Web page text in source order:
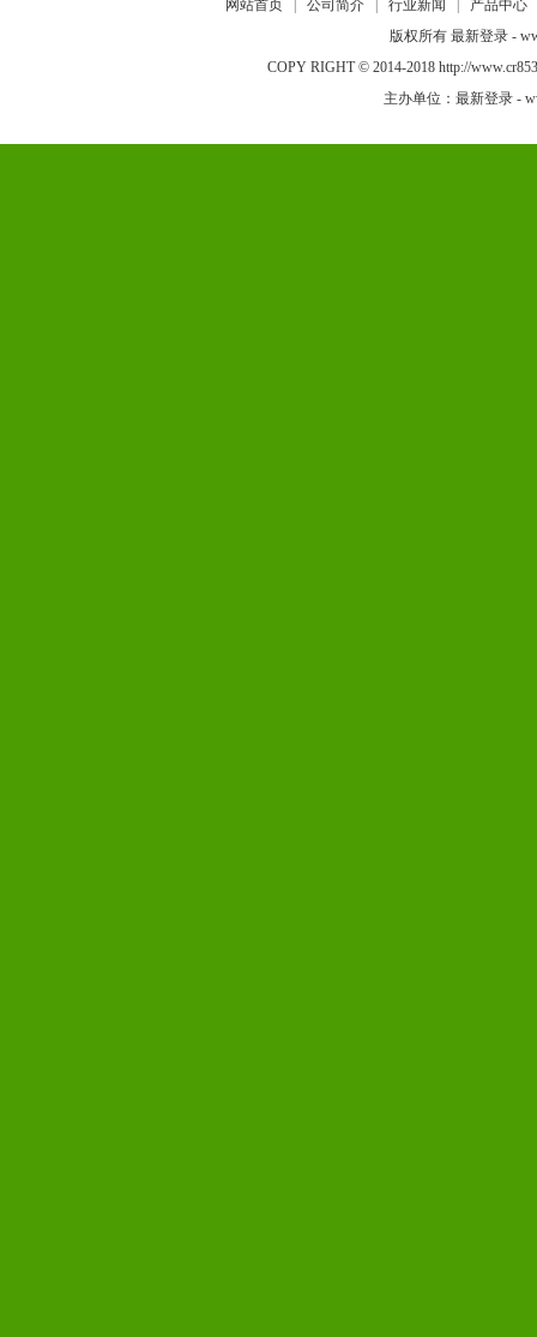
网站首页 公司简介 行业新闻
产品中心
版权所有 最新登录 -
COPY RIGHT © 2014-2018 http://
主办单位：最新登录 -